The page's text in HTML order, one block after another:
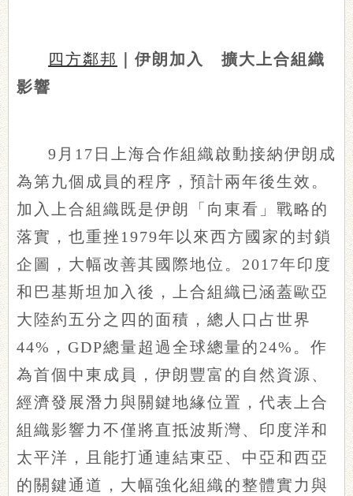
四方鄰邦
｜伊朗加入 擴大上合組織
影響
9月17日上海合作組織啟動接納伊朗成
為第九個成員的程序，預計兩年後生效。
加入上合組織既是伊朗「向東看」戰略的
落實，也重挫1979年以來西方國家的封鎖
企圖，大幅改善其國際地位。2017年印度
和巴基斯坦加入後，上合組織已涵蓋歐亞
大陸約五分之四的面積，總人口占世界
44%，GDP總量超過全球總量的24%。作
為首個中東成員，伊朗豐富的自然資源、
經濟發展潛力與關鍵地緣位置，代表上合
組織影響力不僅將直抵波斯灣、印度洋和
太平洋，且能打通連結東亞、中亞和西亞
的關鍵通道，大幅強化組織的整體實力與